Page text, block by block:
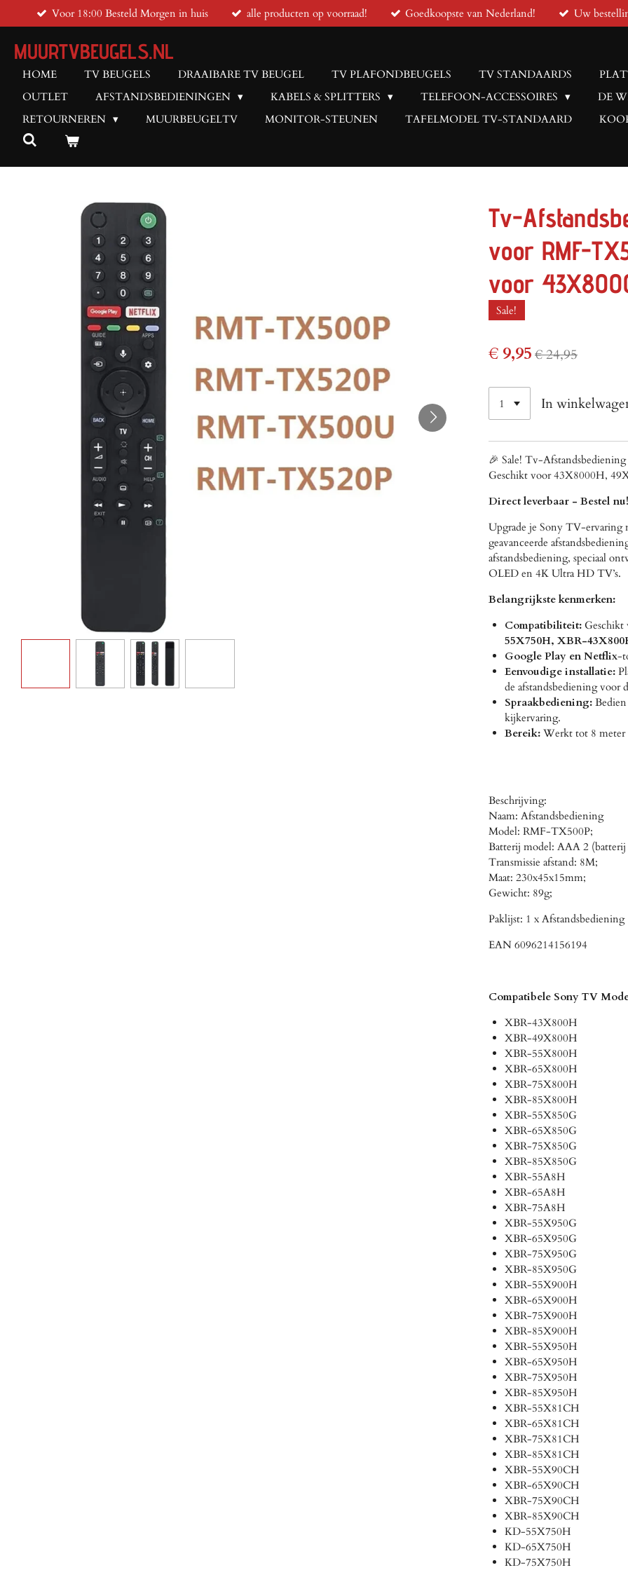
direct
naar
de
hoofdinhoud
Voor 18:00 Besteld Morgen in huis alle producten op voorraad! Goedkoopste van Nederland! Uw
MUURTVBEUGELS.NL
HOME TV BEUGELS DRAAIBARE TV BEUGEL TV PLAFONDBEUGELS TV STANDAARDS
OUTLET
AFSTANDSBEDIENINGEN KABELS & SPLITTERS TELEFOON-ACCESSOIRES
DE
RETOURNEREN
MUURBEUGELTV MONITOR-STEUNEN TAFELMODEL TV-STANDAARD
Tv-
voor RMF-
voor
Sale!
€ 9,95€ 24,95
In
🎉 Sale! Tv-
Geschikt voor 43X8000H,
Direct leverbaar - Bestel nu!
Upgrade je Sony TV-ervaring
geavanceerde
afstandsbediening, speciaal
OLED en 4K Ultra HD TV’s.
Belangrijkste kenmerken:
Compatibiliteit:Geschikt
55X750H, XBR-
Google Play en Netflix-
Eenvoudige installatie:
de afstandsbediening voor
Spraakbediening:Bedien
kijkervaring.
Bereik:Werkt tot 8 meter
Beschrijving:
Naam: Afstandsbediening
Model: RMF-TX500P;
Batterij model: AAA 2
Transmissie afstand: 8M;
Maat: 230x45x15mm;
Gewicht: 89g;
Paklijst: 1 x Afstandsbediening
EAN 6096214156194
Compatibele Sony TV
XBR-43X800H
XBR-49X800H
XBR-55X800H
XBR-65X800H
XBR-75X800H
XBR-85X800H
XBR-55X850G
XBR-65X850G
XBR-75X850G
XBR-85X850G
XBR-55A8H
XBR-65A8H
XBR-75A8H
XBR-55X950G
XBR-65X950G
XBR-75X950G
XBR-85X950G
XBR-55X900H
XBR-65X900H
XBR-75X900H
XBR-85X900H
XBR-55X950H
XBR-65X950H
XBR-75X950H
XBR-85X950H
XBR-55X81CH
XBR-65X81CH
XBR-75X81CH
XBR-85X81CH
XBR-55X90CH
XBR-65X90CH
XBR-75X90CH
XBR-85X90CH
KD-55X750H
KD-65X750H
KD-75X750H